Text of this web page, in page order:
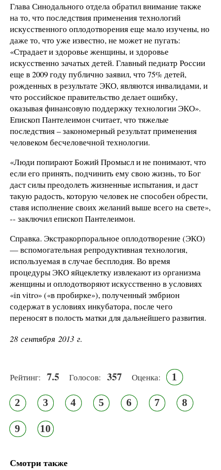
Глава Синодального отдела обратил внимание также
на то, что последствия применения технологий
искусственного оплодотворения еще мало изучены, но
даже то, что уже известно, не может не пугать:
«Страдает и здоровье женщины, и здоровье
искусственно зачатых детей. Главный педиатр России
еще в 2009 году публично заявил, что 75% детей,
рожденных в результате ЭКО, являются инвалидами, и
что российское правительство делает ошибку,
оказывая финансовую поддержку технологии ЭКО».
Епископ Пантелеимон считает, что тяжелые
последствия – закономерный результат применения
человеком бесчеловечной технологии.
«Люди попирают Божий Промысл и не понимают, что
если его принять, подчинить ему свою жизнь, то Бог
даст силы преодолеть жизненные испытания, и даст
такую радость, которую человек не способен обрести,
ставя исполнение своих желаний выше всего на свете»,
-- заключил епископ Пантелеимон.
Справка. Экстракорпоральное оплодотворение (ЭКО)
— вспомогательная репродуктивная технология,
используемая в случае бесплодия. Во время
процедуры ЭКО яйцеклетку извлекают из организма
женщины и оплодотворяют искусственно в условиях
«in vitro» («в пробирке»), полученный эмбрион
содержат в условиях инкубатора, после чего
переносят в полость матки для дальнейшего развития.
28 сентября 2013 г.
Рейтинг: 7.5 Голосов: 357 Оценка: 1
2 3 4 5 6 7 8
9 10
Смотри также